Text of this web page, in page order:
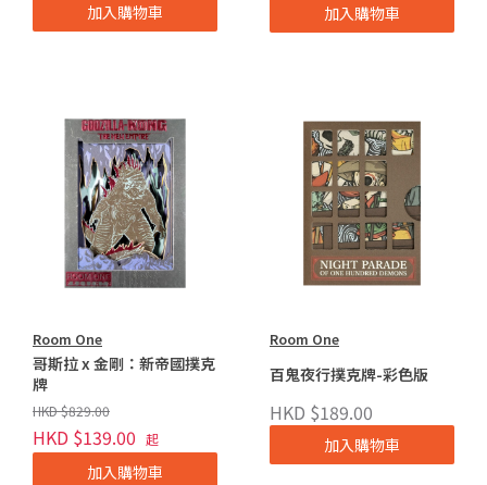
加入購物車 加入購物車
Room One
哥斯拉 x 金剛：新帝國撲克
牌
HKD $829.00
HKD $139.00 起
加入購物車
Room One
百鬼夜行撲克牌-彩色版
HKD $189.00
加入購物車